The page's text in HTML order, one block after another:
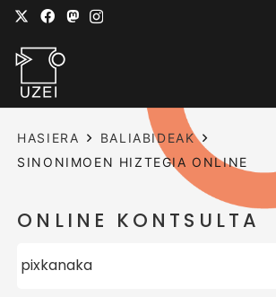
HASIERA
BALIABIDEAK
SINONIMOEN HIZTEGIA ONLINE
ONLINE KONTSULTA